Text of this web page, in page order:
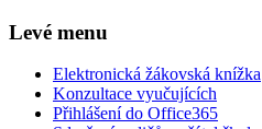
Levé menu
Elektronická žákovská knížka
Konzultace vyučujících
Přihlášení do Office365